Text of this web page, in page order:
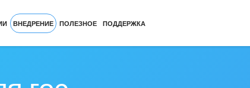
ВНЕДРЕНИЕ ПОЛЕЗНОЕ ПОДДЕРЖКА